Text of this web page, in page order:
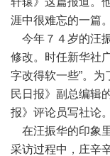
涯中很难忘的一篇。
今年７４岁的汪
修改。时任新华社
字改得软一些”。
民日报》副总编辑
报》评论员写社论。
在汪振华的印象
采访过程中，庄辛